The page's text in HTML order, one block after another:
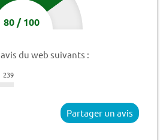
80/100
avis du web suivants :
239
Partager un avis